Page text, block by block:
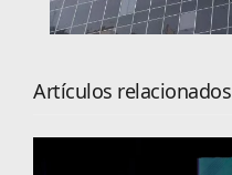
Artículos relacionados